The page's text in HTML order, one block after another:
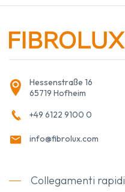
Hessenstraße 16
65719 Hofheim
+49 6122 9100 0
info@fibrolux.com
Collegamenti rapidi